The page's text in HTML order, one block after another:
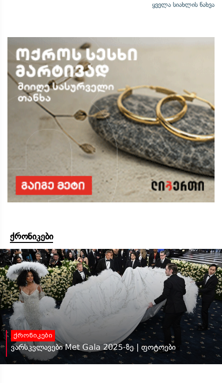
ყველა სიახლის ნახვა
ქრონიკები
ქრონიკები
ვარსკვლავები Met Gala 2025-ზე | ფოტოები